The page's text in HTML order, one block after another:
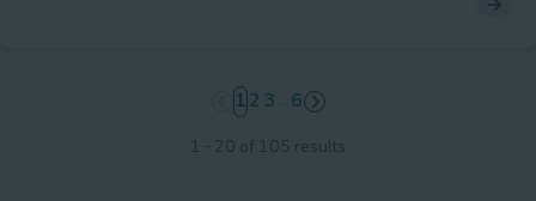
page
1 page
2 page
3…page
6
1 - 20 of 105 results